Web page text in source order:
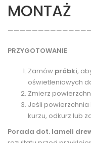
MONTAŻ
PRZYGOTOWANIE
Zamów próbki,
oświetleniowych
Zmierz
Jeśli
kurzu, odkurz lub
Porada dot. lameli